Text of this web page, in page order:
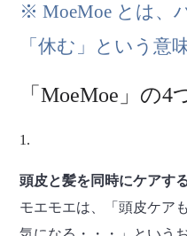
※ MoeMoe とは、
「休む」という意味
「MoeMoe」の4
頭皮と髪を同時にケアす
モエモエは、「頭皮ケア